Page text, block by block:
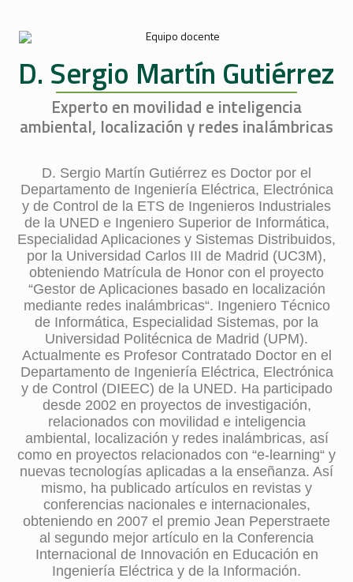
D. Sergio Martín Gutiérrez
Experto en movilidad e inteligencia
ambiental, localización y redes inalámbricas
D. Sergio Martín Gutiérrez es Doctor por el
Departamento de Ingeniería Eléctrica, Electrónica
y de Control de la ETS de Ingenieros Industriales
de la UNED e Ingeniero Superior de Informática,
Especialidad Aplicaciones y Sistemas Distribuidos,
por la Universidad Carlos III de Madrid (UC3M),
obteniendo Matrícula de Honor con el proyecto
“Gestor de Aplicaciones basado en localización
mediante redes inalámbricas“. Ingeniero Técnico
de Informática, Especialidad Sistemas, por la
Universidad Politécnica de Madrid (UPM).
Actualmente es Profesor Contratado Doctor en el
Departamento de Ingeniería Eléctrica, Electrónica
y de Control (DIEEC) de la UNED. Ha participado
desde 2002 en proyectos de investigación,
relacionados con movilidad e inteligencia
ambiental, localización y redes inalámbricas, así
como en proyectos relacionados con “e-learning“ y
nuevas tecnologías aplicadas a la enseñanza. Así
mismo, ha publicado artículos en revistas y
conferencias nacionales e internacionales,
obteniendo en 2007 el premio Jean Peperstraete
al segundo mejor artículo en la Conferencia
Internacional de Innovación en Educación en
Ingeniería Eléctrica y de la Información.